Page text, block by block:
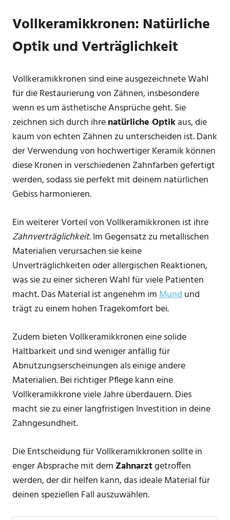
Vollkeramikkronen: Natürliche
Optik und Verträglichkeit
Vollkeramikkronen sind eine ausgezeichnete Wahl
für die Restaurierung von Zähnen, insbesondere
wenn es um ästhetische Ansprüche geht. Sie
zeichnen sich durch ihrenatürliche Optikaus, die
kaum von echten Zähnen zu unterscheiden ist. Dank
der Verwendung von hochwertiger Keramik können
diese Kronen in verschiedenen Zahnfarben gefertigt
werden, sodass sie perfekt mit deinem natürlichen
Gebiss harmonieren.
Ein weiterer Vorteil von Vollkeramikkronen ist ihre
Zahnverträglichkeit. Im Gegensatz zu metallischen
Materialien verursachen sie keine
Unverträglichkeiten oder allergischen Reaktionen,
was sie zu einer sicheren Wahl für viele Patienten
macht. Das Material ist angenehm imMundund
trägt zu einem hohen Tragekomfort bei.
Zudem bieten Vollkeramikkronen eine solide
Haltbarkeit und sind weniger anfällig für
Abnutzungserscheinungen als einige andere
Materialien. Bei richtiger Pflege kann eine
Vollkeramikkrone viele Jahre überdauern. Dies
macht sie zu einer langfristigen Investition in deine
Zahngesundheit.
Die Entscheidung für Vollkeramikkronen sollte in
enger Absprache mit dem Zahnarztgetroffen
werden, der dir helfen kann, das ideale Material für
deinen speziellen Fall auszuwählen.